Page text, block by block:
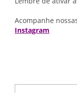
Acompanhe
Instagram